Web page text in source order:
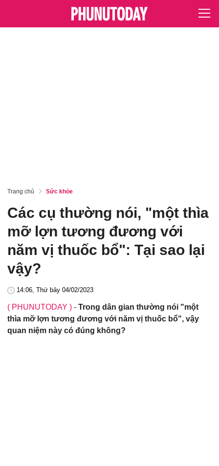
Trang chủ Sức khỏe
Các cụ thường nói, "một thìa
mỡ lợn tương đương với
năm vị thuốc bổ": Tại sao lại
vậy?
14:06, Thứ bảy 04/02/2023
( PHUNUTODAY ) - Trong dân gian thường nói "một
thìa mỡ lợn tương đương với năm vị thuốc bổ", vậy
quan niệm này có đúng không?